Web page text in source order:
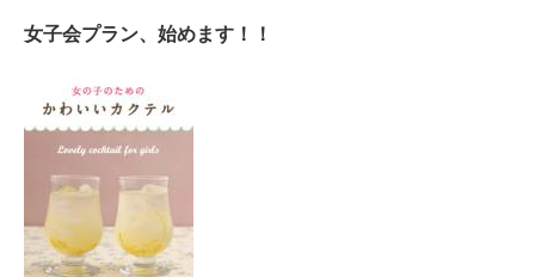
女子会プラン、始めます！！